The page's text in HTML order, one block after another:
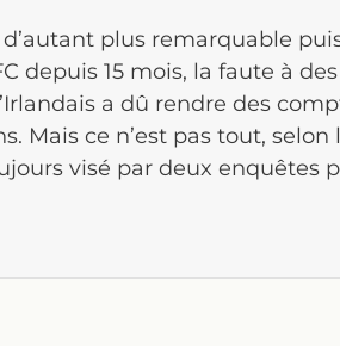
plus remarquable
depuis 15 mois, la faute à
a dû rendre des
Mais ce n’est pas tout, selon
visé par deux enquêtes